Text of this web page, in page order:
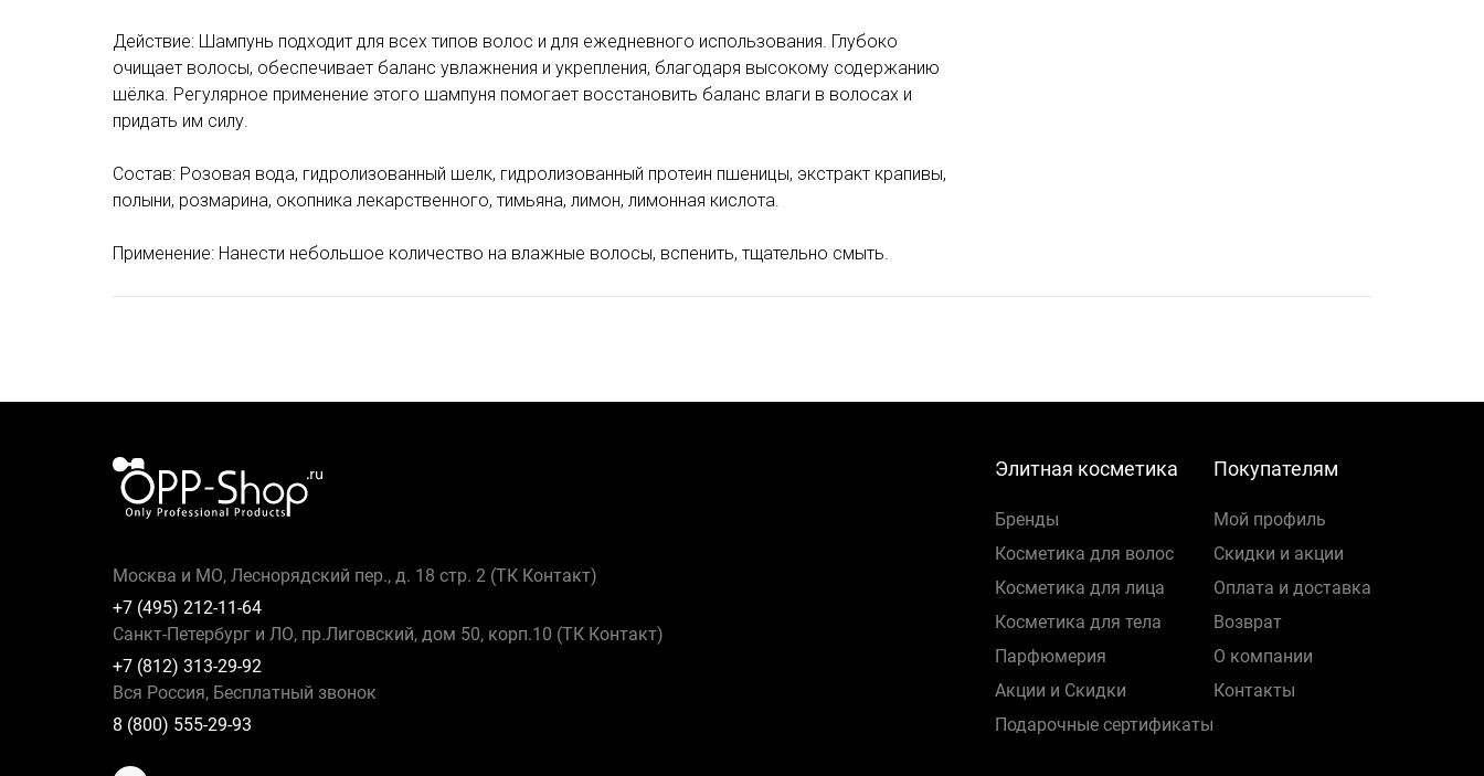
Действие: Шампунь подходит для всех типов волос и для ежедневного использования. Глубоко
очищает волосы, обеспечивает баланс увлажнения и укрепления, благодаря высокому содержанию
шёлка. Регулярное применение этого шампуня помогает восстановить баланс влаги в волосах и
придать им силу.
Состав: Розовая вода, гидролизованный шелк, гидролизованный протеин пшеницы, экстракт крапивы,
полыни, розмарина, окопника лекарственного, тимьяна, лимон, лимонная кислота.
Применение: Нанести небольшое количество на влажные волосы, вспенить, тщательно смыть.
Москва и МО, Леснорядский пер., д. 18 стр. 2 (ТК Контакт)
+7 (495) 212-11-64
Санкт-Петербург и ЛО, пр.Лиговский, дом 50, корп.10 (ТК Контакт)
+7 (812) 313-29-92
Вся Россия, Бесплатный звонок
8 (800) 555-29-93
Элитная косметика
Бренды
Косметика для волос
Косметика для лица
Косметика для тела
Парфюмерия
Акции и Скидки
Подарочные сертификаты
Покупателям
Мой профиль
Скидки и акции
Оплата и доставка
Возврат
О компании
Контакты